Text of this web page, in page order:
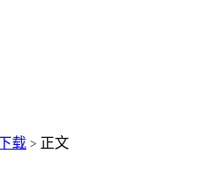
载 > 正文